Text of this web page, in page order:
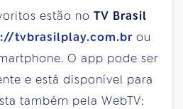
estão no TV Brasil
tvbrasilplay.com.br ou
O app pode ser
e está disponível para
também pela WebTV: